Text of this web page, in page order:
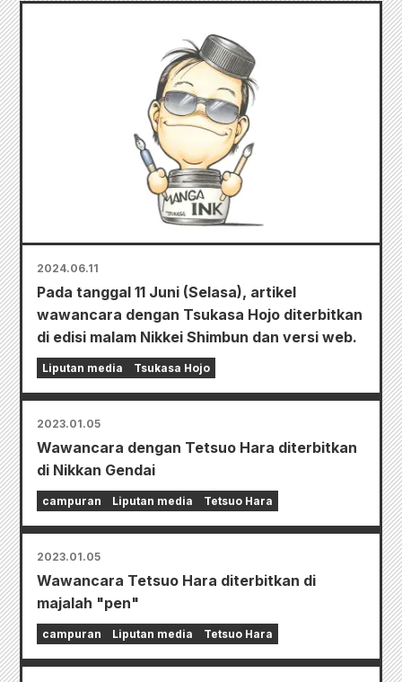
2024.06.11
Pada tanggal 11 Juni (Selasa), artikel
wawancara dengan Tsukasa Hojo diterbitkan
di edisi malam Nikkei Shimbun dan versi web.
Liputan media Tsukasa Hojo
2023.01.05
Wawancara dengan Tetsuo Hara diterbitkan
di Nikkan Gendai
campuran Liputan media Tetsuo Hara
2023.01.05
Wawancara Tetsuo Hara diterbitkan di
majalah "pen"
campuran Liputan media Tetsuo Hara